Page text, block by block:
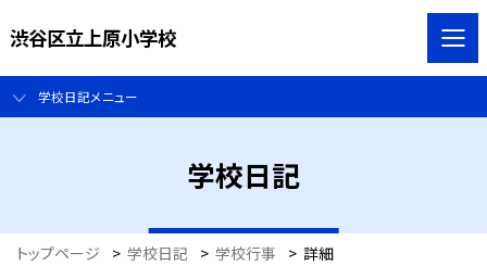
渋谷区立上原小学校
学校日記メニュー
学校日記
トップページ > 学校日記 > 学校行事 > 詳細